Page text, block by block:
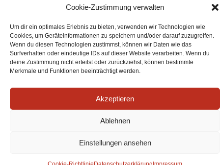
Cookie-Zustimmung verwalten
Um dir ein optimales Erlebnis zu bieten, verwenden wir Technologien wie
Cookies, um Geräteinformationen zu speichern und/oder darauf zuzugreifen.
Wenn du diesen Technologien zustimmst, können wir Daten wie das
Surfverhalten oder eindeutige IDs auf dieser Website verarbeiten. Wenn du
deine Zustimmung nicht erteilst oder zurückziehst, können bestimmte
Merkmale und Funktionen beeinträchtigt werden.
Akzeptieren
Ablehnen
Einstellungen ansehen